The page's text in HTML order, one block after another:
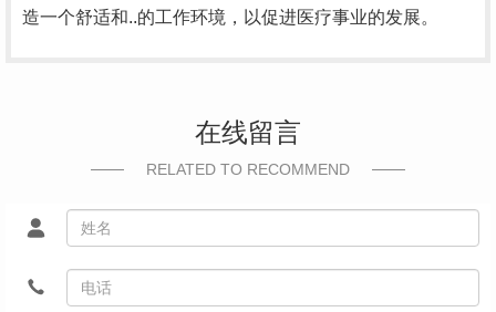
造一个舒适和..的工作环境，以促进医疗事业的发展。
在线留言
RELATED TO RECOMMEND